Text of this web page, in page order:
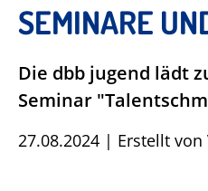
SEMINARE
Die dbb jugend lädt
Seminar
27.08.2024 | Erstellt von